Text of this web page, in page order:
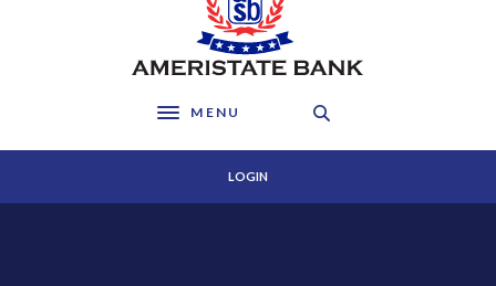
Toggle navigation
MENU
LOGIN